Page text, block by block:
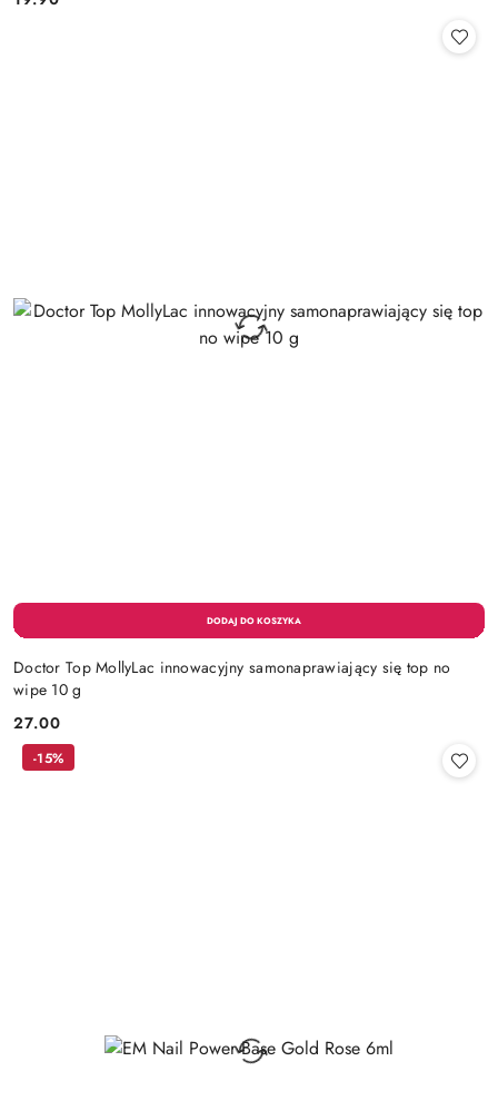
Cena:
Doctor Top MollyLac innowacyjny samonaprawiający się top no
wipe 10 g
Cena:
27.00
-15%